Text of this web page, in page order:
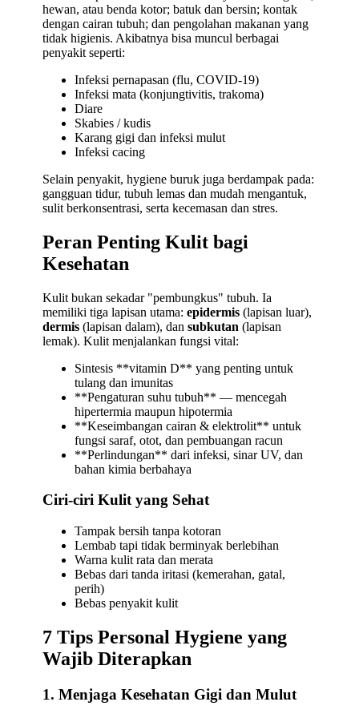
hewan, atau benda kotor; batuk dan bersin; kontak
dengan cairan tubuh; dan pengolahan makanan yang
tidak higienis. Akibatnya bisa muncul berbagai
penyakit seperti:
Infeksi pernapasan (flu, COVID-19)
Infeksi mata (konjungtivitis, trakoma)
Diare
Skabies / kudis
Karang gigi dan infeksi mulut
Infeksi cacing
Selain penyakit, hygiene buruk juga berdampak pada:
gangguan tidur, tubuh lemas dan mudah mengantuk,
sulit berkonsentrasi, serta kecemasan dan stres.
Peran Penting Kulit bagi
Kesehatan
Kulit bukan sekadar "pembungkus" tubuh. Ia
memiliki tiga lapisan utama:epidermis (lapisan luar),
dermis (lapisan dalam), dansubkutan (lapisan
lemak). Kulit menjalankan fungsi vital:
Sintesis **vitamin D** yang penting untuk
tulang dan imunitas
**Pengaturan suhu tubuh** — mencegah
hipertermia maupun hipotermia
**Keseimbangan cairan & elektrolit** untuk
fungsi saraf, otot, dan pembuangan racun
**Perlindungan** dari infeksi, sinar UV, dan
bahan kimia berbahaya
Ciri-ciri Kulit yang Sehat
Tampak bersih tanpa kotoran
Lembab tapi tidak berminyak berlebihan
Warna kulit rata dan merata
Bebas dari tanda iritasi (kemerahan, gatal,
perih)
Bebas penyakit kulit
7 Tips Personal Hygiene yang
Wajib Diterapkan
1. Menjaga Kesehatan Gigi dan Mulut